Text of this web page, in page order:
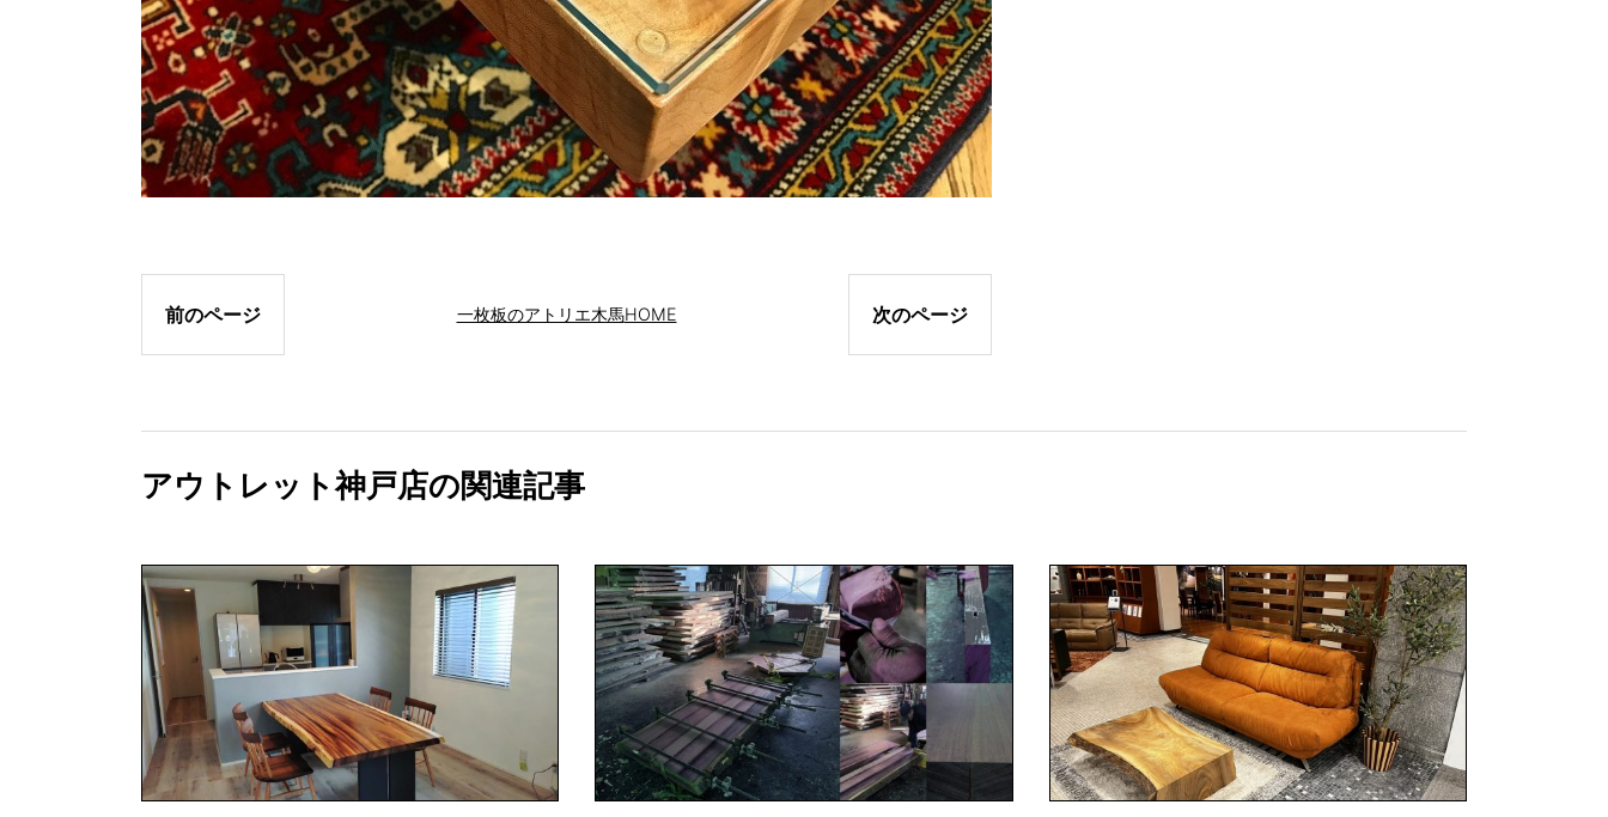
一枚板のアトリエ木馬HOME
前のページ 次のページ
アウトレット神戸店の関連記事